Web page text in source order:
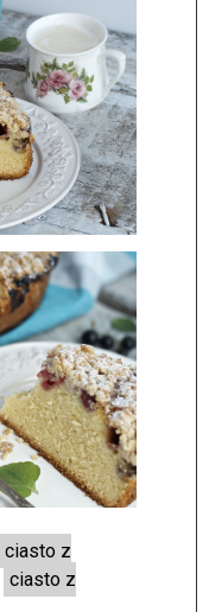
ciasto z
ciasto z